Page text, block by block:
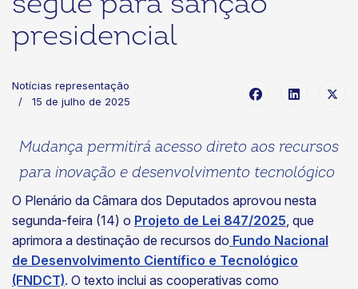
presidencial
Notícias representação
15 de julho de 2025
Mudança permitirá acesso direto aos recursos
para inovação e desenvolvimento tecnológico
O Plenário da Câmara dos Deputados aprovou nesta
segunda-feira (14) o Projeto de Lei 847/2025 , que
aprimora a destinação de recursos do Fundo Nacional
de Desenvolvimento Científico e Tecnológico
(FNDCT). O texto inclui as cooperativas como